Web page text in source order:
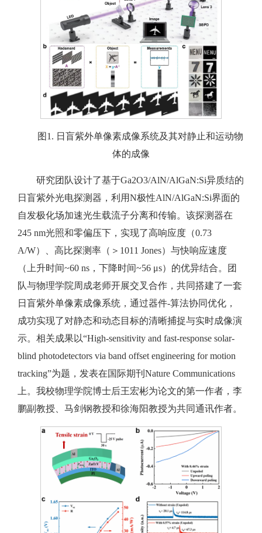
图1. 日盲紫外单像素成像系统及其对静止和运动物
体的成像
研究团队设计了基于Ga2O3/AlN/AlGaN:Si异质结的
日盲紫外光电探测器，利用N极性AlN/AlGaN:Si界面的
自发极化场加速光生载流子分离和传输。该探测器在
245 nm光照和零偏压下，实现了高响应度（0.73
A/W）、高比探测率（＞1011 Jones）与快响应速度
（上升时间~60 ns，下降时间~56 μs）的优异结合。团
队与物理学院周成老师开展交叉合作，共同搭建了一套
日盲紫外单像素成像系统，通过器件-算法协同优化，
成功实现了对静态和动态目标的清晰捕捉与实时成像演
示。相关成果以“High-sensitivity and fast-response solar-
blind photodetectors via band offset engineering for motion
tracking”为题，发表在国际期刊Nature Communications
上。我校物理学院博士后王宏彬为论文的第一作者，李
鹏副教授、马剑钢教授和徐海阳教授为共同通讯作者。